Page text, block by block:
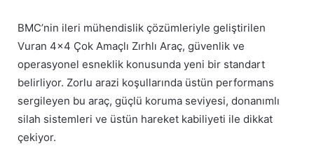
BMC’nin ileri mühendislik çözümleriyle geliştirilen
Vuran 4×4 Çok Amaçlı Zırhlı Araç, güvenlik ve
operasyonel esneklik konusunda yeni bir standart
belirliyor. Zorlu arazi koşullarında üstün performans
sergileyen bu araç, güçlü koruma seviyesi, donanımlı
silah sistemleri ve üstün hareket kabiliyeti ile dikkat
çekiyor.